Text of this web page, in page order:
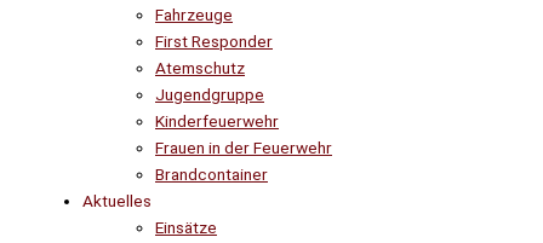
Fahrzeuge
First Responder
Atemschutz
Jugendgruppe
Kinderfeuerwehr
Frauen in der Feuerwehr
Brandcontainer
Aktuelles
Einsätze